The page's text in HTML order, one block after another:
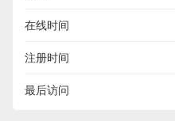
在线时间
注册时间
最后访问